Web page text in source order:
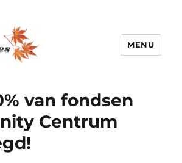
MENU
van fondsen
Centrum